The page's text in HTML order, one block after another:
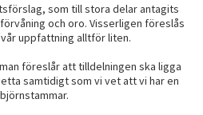
som till stora delar antagits
och oro. Visserligen föreslås
uppfattning alltför liten.
föreslår att tilldelningen ska ligga
samtidigt som vi vet att vi har en